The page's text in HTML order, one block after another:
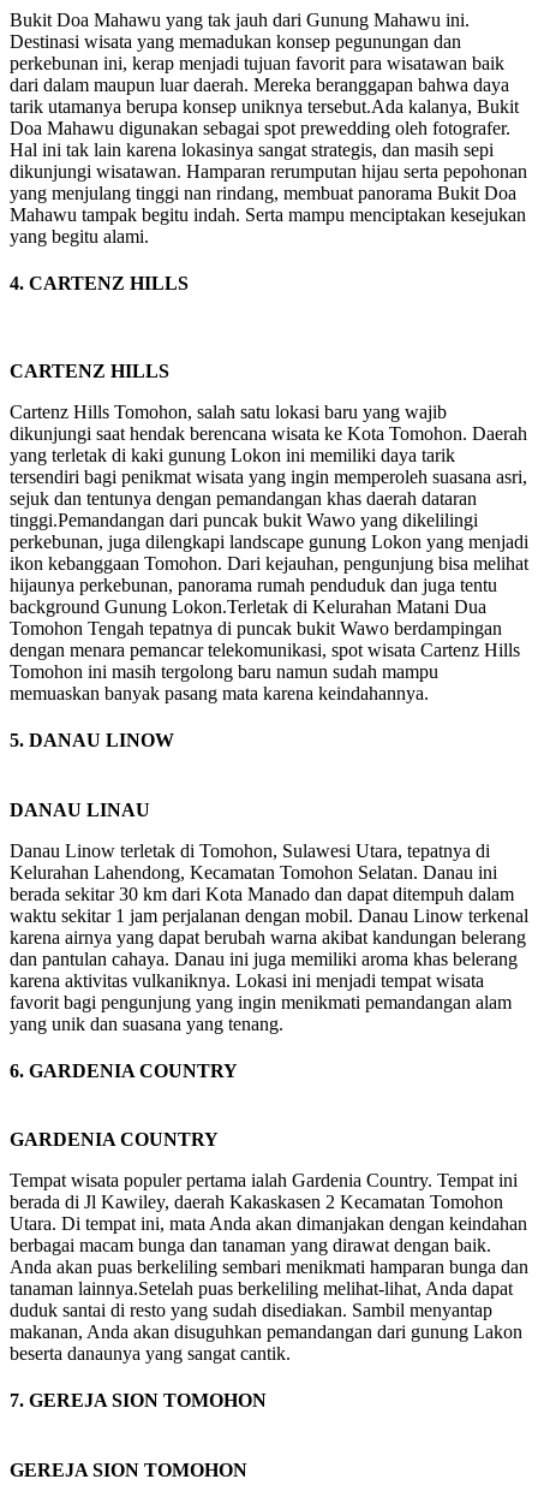
Bukit Doa Mahawu yang tak jauh dari Gunung Mahawu ini.
Destinasi wisata yang memadukan konsep pegunungan dan
perkebunan ini, kerap menjadi tujuan favorit para wisatawan baik
dari dalam maupun luar daerah. Mereka beranggapan bahwa daya
tarik utamanya berupa konsep uniknya tersebut.Ada kalanya, Bukit
Doa Mahawu digunakan sebagai spot prewedding oleh fotografer.
Hal ini tak lain karena lokasinya sangat strategis, dan masih sepi
dikunjungi wisatawan. Hamparan rerumputan hijau serta pepohonan
yang menjulang tinggi nan rindang, membuat panorama Bukit Doa
Mahawu tampak begitu indah. Serta mampu menciptakan kesejukan
yang begitu alami.
4. CARTENZ HILLS
CARTENZ HILLS
Cartenz Hills Tomohon, salah satu lokasi baru yang wajib
dikunjungi saat hendak berencana wisata ke Kota Tomohon. Daerah
yang terletak di kaki gunung Lokon ini memiliki daya tarik
tersendiri bagi penikmat wisata yang ingin memperoleh suasana asri,
sejuk dan tentunya dengan pemandangan khas daerah dataran
tinggi.Pemandangan dari puncak bukit Wawo yang dikelilingi
perkebunan, juga dilengkapi landscape gunung Lokon yang menjadi
ikon kebanggaan Tomohon. Dari kejauhan, pengunjung bisa melihat
hijaunya perkebunan, panorama rumah penduduk dan juga tentu
background Gunung Lokon.Terletak di Kelurahan Matani Dua
Tomohon Tengah tepatnya di puncak bukit Wawo berdampingan
dengan menara pemancar telekomunikasi, spot wisata Cartenz Hills
Tomohon ini masih tergolong baru namun sudah mampu
memuaskan banyak pasang mata karena keindahannya.
5. DANAU LINOW
DANAU LINAU
Danau Linow terletak di Tomohon, Sulawesi Utara, tepatnya di
Kelurahan Lahendong, Kecamatan Tomohon Selatan. Danau ini
berada sekitar 30 km dari Kota Manado dan dapat ditempuh dalam
waktu sekitar 1 jam perjalanan dengan mobil. Danau Linow terkenal
karena airnya yang dapat berubah warna akibat kandungan belerang
dan pantulan cahaya. Danau ini juga memiliki aroma khas belerang
karena aktivitas vulkaniknya. Lokasi ini menjadi tempat wisata
favorit bagi pengunjung yang ingin menikmati pemandangan alam
yang unik dan suasana yang tenang.
6. GARDENIA COUNTRY
GARDENIA COUNTRY
Tempat wisata populer pertama ialah Gardenia Country. Tempat ini
berada di Jl Kawiley, daerah Kakaskasen 2 Kecamatan Tomohon
Utara. Di tempat ini, mata Anda akan dimanjakan dengan keindahan
berbagai macam bunga dan tanaman yang dirawat dengan baik.
Anda akan puas berkeliling sembari menikmati hamparan bunga dan
tanaman lainnya.Setelah puas berkeliling melihat-lihat, Anda dapat
duduk santai di resto yang sudah disediakan. Sambil menyantap
makanan, Anda akan disuguhkan pemandangan dari gunung Lakon
beserta danaunya yang sangat cantik.
7. GEREJA SION TOMOHON
GEREJA SION TOMOHON